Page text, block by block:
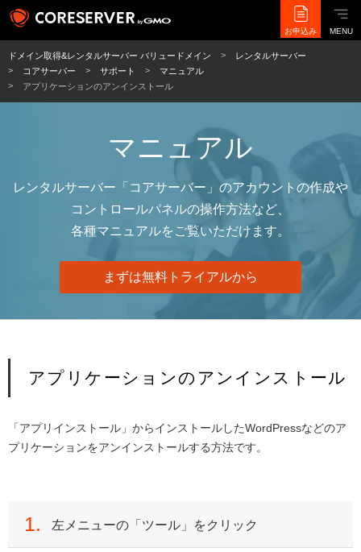
お申込み MENU
ドメイン取得&レンタルサーバー バリュードメイン
レンタルサーバー
コアサーバー
サポート
マニュアル
アプリケーションのアンインストール
マニュアル
レンタルサーバー「コアサーバー」のアカウントの作成や
コントロールパネルの操作方法など、
各種マニュアルをご覧いただけます。
まずは無料トライアルから
アプリケーションのアンインストール
「アプリインストール」からインストールしたWordPressなどのア
プリケーションをアンインストールする方法です。
1. 左メニューの「ツール」をクリック